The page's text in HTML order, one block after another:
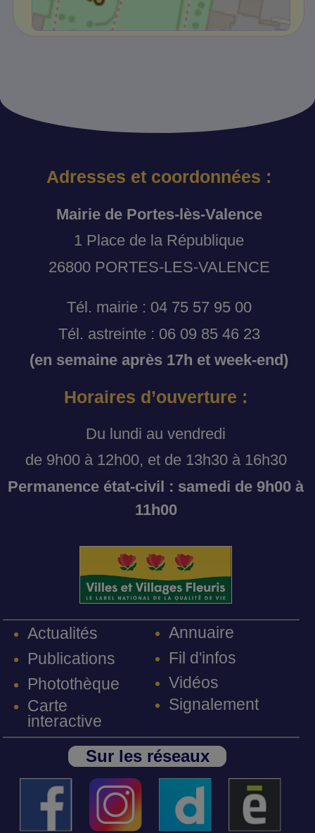
Adresses et coordonnées :
Mairie de Portes-lès-Valence
1 Place de la République
26800 PORTES-LES-VALENCE
Tél. mairie : 04 75 57 95 00
Tél. astreinte : 06 09 85 46 23
(en semaine après 17h et week-end)
Horaires d’ouverture :
Du lundi au vendredi
de 9h00 à 12h00, et de 13h30 à 16h30
Permanence état-civil : samedi de 9h00 à
11h00
Actualités
Publications
Photothèque
Carte
interactive
Annuaire
Fil d'infos
Vidéos
Signalement
Sur les réseaux